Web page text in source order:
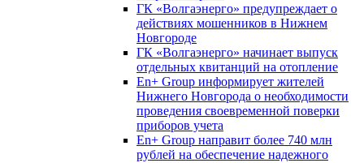
ГК «Волгаэнерго» предупреждает о
действиях мошенников в Нижнем
Новгороде
ГК «Волгаэнерго» начинает выпуск
отдельных квитанций на отопление
En+ Group информирует жителей
Нижнего Новгорода о необходимости
проведения своевременной поверки
приборов учета
En+ Group направит более 740 млн
рублей на обеспечение надежного